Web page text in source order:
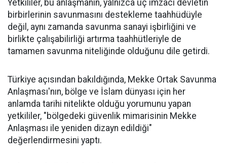
Yetkililer, bu anlaşmanın, yalnızca üç imzacı devletin
birbirlerinin savunmasını destekleme taahhüdüyle
değil, aynı zamanda savunma sanayi işbirliğini ve
birlikte çalışabilirliği artırma taahhütleriyle de
tamamen savunma niteliğinde olduğunu dile getirdi.
Türkiye açısından bakıldığında, Mekke Ortak Savunma
Anlaşması'nın, bölge ve İslam dünyası için her
anlamda tarihi nitelikte olduğu yorumunu yapan
yetkililer, "bölgedeki güvenlik mimarisinin Mekke
Anlaşması ile yeniden dizayn edildiği"
değerlendirmesini yaptı.